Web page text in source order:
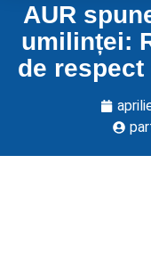
AUR
umilinței:
de